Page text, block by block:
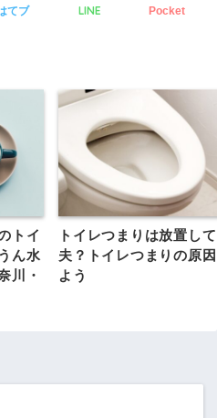
てブ LINE Pocket
トイ
ん水
川・
トイレつまりは放置し
夫？トイレつまりの原
よう